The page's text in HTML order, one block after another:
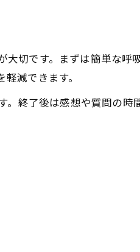
切です。まずは簡単な呼
減できます。
。終了後は感想や質問の時